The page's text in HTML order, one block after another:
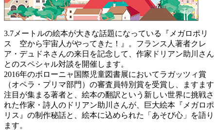
3.7メートルの絵本が大きな話題になっている『メガロポリ
ス 空から宇宙人がやってきた！』。フランス人著者クレ
ア・デュドネさんの来日を記念して、作家ドリアン助川さん
とのスペシャル対談を開催します。
2016年のボローニャ国際児童図書展においてラガッツィ賞
（オペラ・プリマ部門）の審査員特別賞を受賞し、ますます
注目が集まる著者と、絵本の翻訳という新しい世界に挑戦さ
れた作家・詩人のドリアン助川さんが、巨大絵本『メガロポ
リス』の制作秘話と、絵本に込められた「あそび心」を語り
ます。